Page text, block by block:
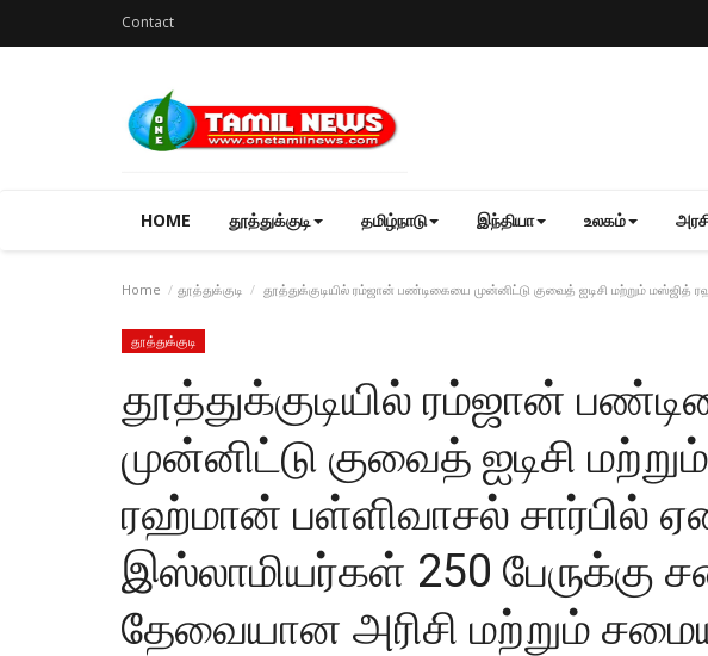
Contact
HOME தூத்துக்குடி தமிழ்நாடு இந்தியா உலகம்
Home தூத்துக்குடி தூத்துக்குடியில் ரம்ஜான் பண்டிகையை முன்னிட்டு குவைத் ஐடிசி மற்றும்
தூத்துக்குடி
தூத்துக்குடியில் ரம்ஜான்
முன்னிட்டு குவைத் ஐடிசி
ரஹ்மான் பள்ளிவாசல் சார்பில்
இஸ்லாமியர்கள் 250 பேருக்கு
தேவையான அரிசி மற்றும்